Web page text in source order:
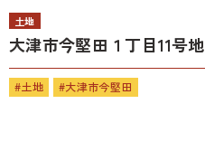
土地
大津市今堅田１丁目11号地
#土地 #大津市今堅田